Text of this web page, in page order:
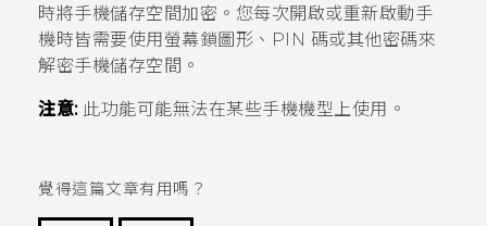
支援服務
登入
時將手機儲存空間加密。您每次開啟或重新啟動手
機時皆需要使用螢幕鎖圖形、PIN 碼或其他密碼來
解密手機儲存空間。
注意:此功能可能無法在某些手機機型上使用。
覺得這篇文章有用嗎？